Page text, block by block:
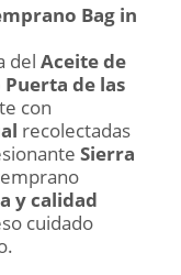
Bag in
del Aceite de
de las
con
recolectadas
Sierra
y calidad
cuidado